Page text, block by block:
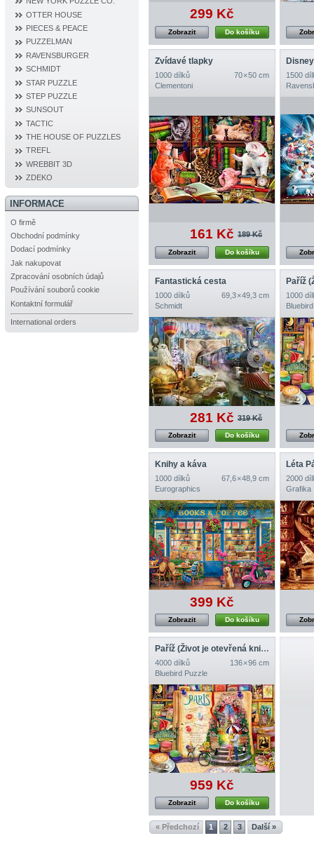
OTTER HOUSE
PIECES & PEACE
PUZZELMAN
RAVENSBURGER
SCHMIDT
STAR PUZZLE
STEP PUZZLE
SUNSOUT
TACTIC
THE HOUSE OF PUZZLES
TREFL
WREBBIT 3D
ZDEKO
INFORMACE
O firmě
Obchodní podmínky
Dodací podmínky
Jak nakupovat
Zpracování osobních údajů
Používání souborů cookie
Kontaktní formulář
International orders
299 Kč
Do košíku
Zobrazit
Zvídavé tlapky
1000 dílků
70 × 50 cm
Clementoni
161 Kč 189 Kč
Do košíku
Zobrazit
1500
Fantastická cesta
1000 dílků
69,3 × 49,3 cm
Schmidt
281 Kč 319 Kč
Do košíku
Zobrazit
1000
Knihy a káva
1000 dílků
67,6 × 48,9 cm
Eurographics
399 Kč
Do košíku
Zobrazit
Léta
2000
Grafika
Paříž (Život je otevřená kniha)
4000 dílků
136 × 96 cm
Bluebird Puzzle
959 Kč
Do košíku
Zobrazit
« Předchozí 1 2 3 Další »